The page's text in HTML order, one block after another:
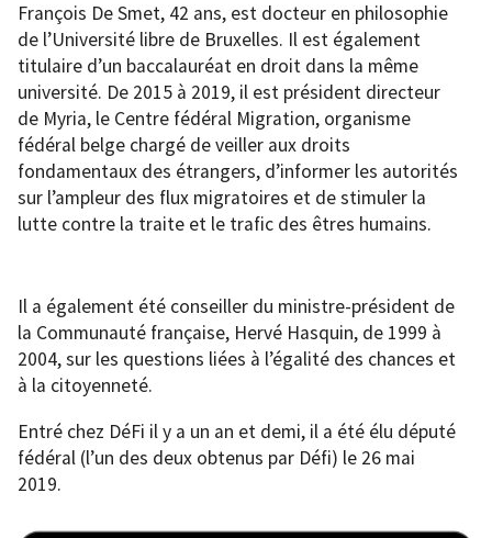
François De Smet, 42 ans, est docteur en philosophie
de l’Université libre de Bruxelles. Il est également
titulaire d’un baccalauréat en droit dans la même
université. De 2015 à 2019, il est président directeur
de Myria, le Centre fédéral Migration, organisme
fédéral belge chargé de veiller aux droits
fondamentaux des étrangers, d’informer les autorités
sur l’ampleur des flux migratoires et de stimuler la
lutte contre la traite et le trafic des êtres humains.
Il a également été conseiller du ministre-président de
la Communauté française, Hervé Hasquin, de 1999 à
2004, sur les questions liées à l’égalité des chances et
à la citoyenneté.
Entré chez DéFi il y a un an et demi, il a été élu député
fédéral (l’un des deux obtenus par Défi) le 26 mai
2019.